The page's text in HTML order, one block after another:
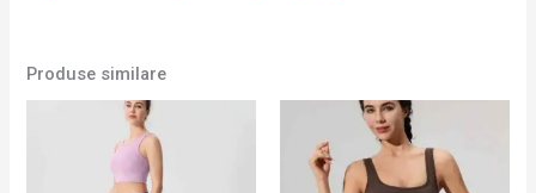
Produse similare